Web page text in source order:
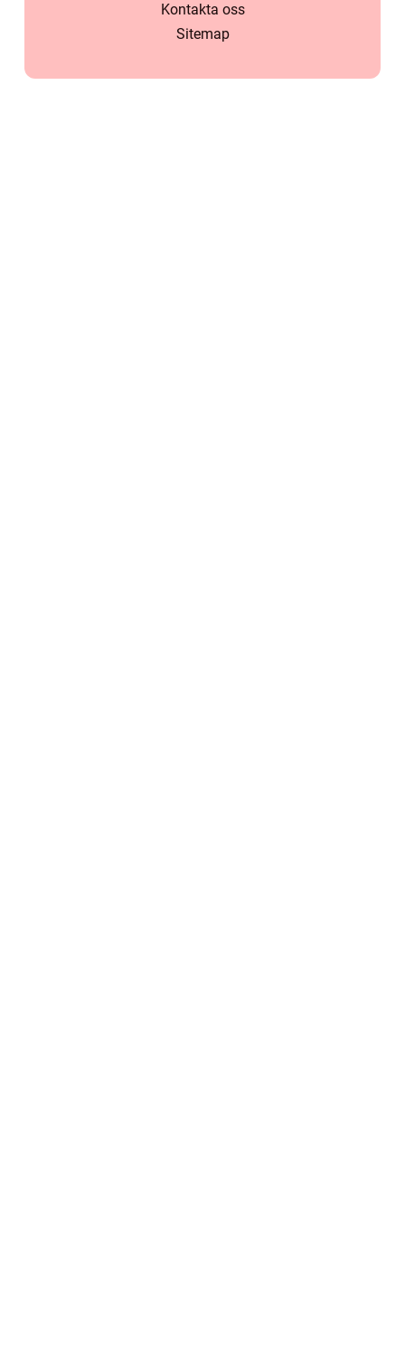
Kontakta oss
Sitemap